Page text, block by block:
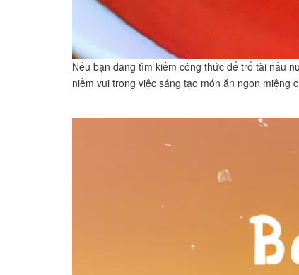
Nếu bạn đang tìm kiếm công thức để trổ tài nấu
niềm vui trong việc sáng tạo món ăn ngon miệng